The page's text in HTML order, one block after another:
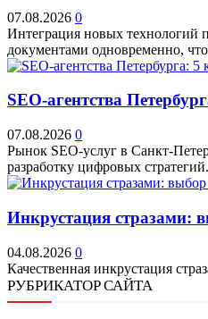
07.08.2026 0
Интеграция новых технологий
документами одновременно,
SEO-агентства
07.08.2026 0
Рынок SEO-услуг в Санкт-
разработку цифровых
Инкрустация стразами:
04.08.2026 0
Качественная инкрустация
РУБРИКАТОР САЙТА